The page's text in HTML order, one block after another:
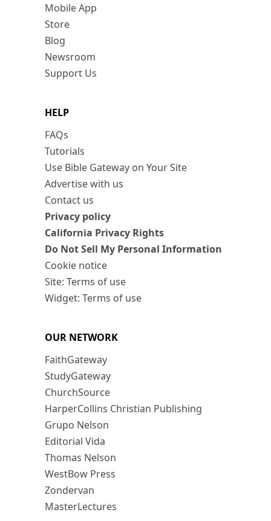
Mobile App
Store
Blog
Newsroom
Support Us
HELP
FAQs
Tutorials
Use Bible Gateway on Your Site
Advertise with us
Contact us
Privacy policy
California Privacy Rights
Do Not Sell My Personal Information
Cookie notice
Site: Terms of use
Widget: Terms of use
OUR NETWORK
FaithGateway
StudyGateway
ChurchSource
HarperCollins Christian Publishing
Grupo Nelson
Editorial Vida
Thomas Nelson
WestBow Press
Zondervan
MasterLectures